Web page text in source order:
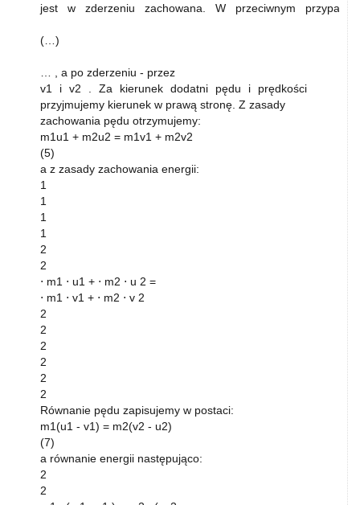
jest w zderzeniu zachowana. W przeciwnym
(…)
… , a po zderzeniu - przez
v1 i v2 . Za kierunek dodatni pędu i prędkości
przyjmujemy kierunek w prawą stronę. Z zasady
zachowania pędu otrzymujemy:
m1u1 + m2u2 = m1v1 + m2v2
(5)
a z zasady zachowania energii:
1
1
1
1
2
2
⋅ m1 ⋅ u1 + ⋅ m2 ⋅ u 2 =
⋅ m1 ⋅ v1 + ⋅ m2 ⋅ v 2
2
2
2
2
2
2
Równanie pędu zapisujemy w postaci:
m1(u1 - v1) = m2(v2 - u2)
(7)
a równanie energii następująco:
2
2